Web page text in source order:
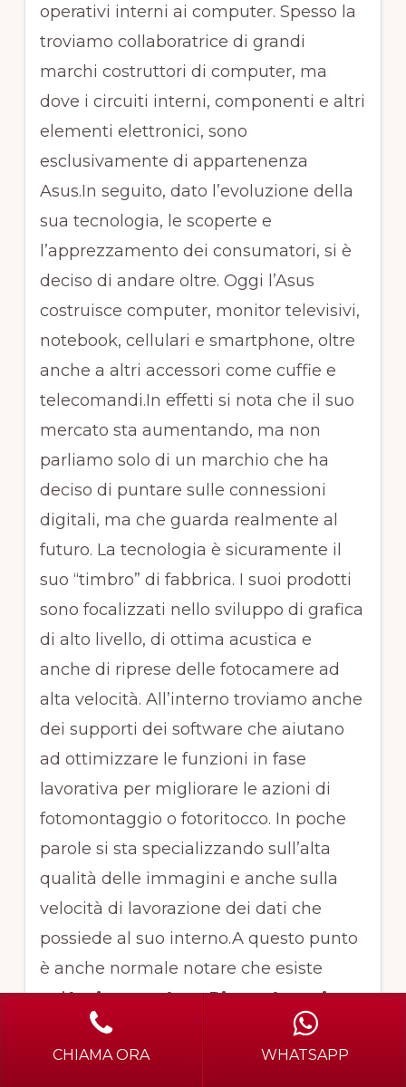
operativi interni ai computer. Spesso la
troviamo collaboratrice di grandi
marchi costruttori di computer, ma
dove i circuiti interni, componenti e altri
elementi elettronici, sono
esclusivamente di appartenenza
Asus.In seguito, dato l’evoluzione della
sua tecnologia, le scoperte e
l’apprezzamento dei consumatori, si è
deciso di andare oltre. Oggi l’Asus
costruisce computer, monitor televisivi,
notebook, cellulari e smartphone, oltre
anche a altri accessori come cuffie e
telecomandi.In effetti si nota che il suo
mercato sta aumentando, ma non
parliamo solo di un marchio che ha
deciso di puntare sulle connessioni
digitali, ma che guarda realmente al
futuro. La tecnologia è sicuramente il
suo “timbro” di fabbrica. I suoi prodotti
sono focalizzati nello sviluppo di grafica
di alto livello, di ottima acustica e
anche di riprese delle fotocamere ad
alta velocità. All’interno troviamo anche
dei supporti dei software che aiutano
ad ottimizzare le funzioni in fase
lavorativa per migliorare le azioni di
fotomontaggio o fotoritocco. In poche
parole si sta specializzando sull’alta
qualità delle immagini e anche sulla
velocità di lavorazione dei dati che
possiede al suo interno.A questo punto
è anche normale notare che esiste
un’Assistenza Asus Piazza Antonio
Gramsci Cinisello Balsamo
industriale
perché ci sono aziende che la
CHIAMA ORA WHATSAPP